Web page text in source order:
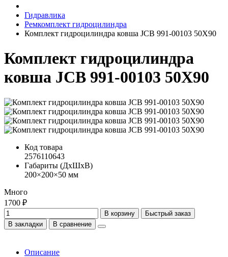
Гидравлика
Ремкомплект гидроцилиндра
Комплект гидроцилиндра ковша JCB 991-00103 50Х90
Комплект гидроцилиндра
ковша JCB 991-00103 50Х90
Код товара
2576110643
Габариты (ДхШхВ)
200×200×50 мм
Много
1700 ₽
В корзину
Быстрый заказ
В закладки
В сравнение
Описание